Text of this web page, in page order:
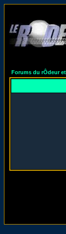
Forums du rÔdeur